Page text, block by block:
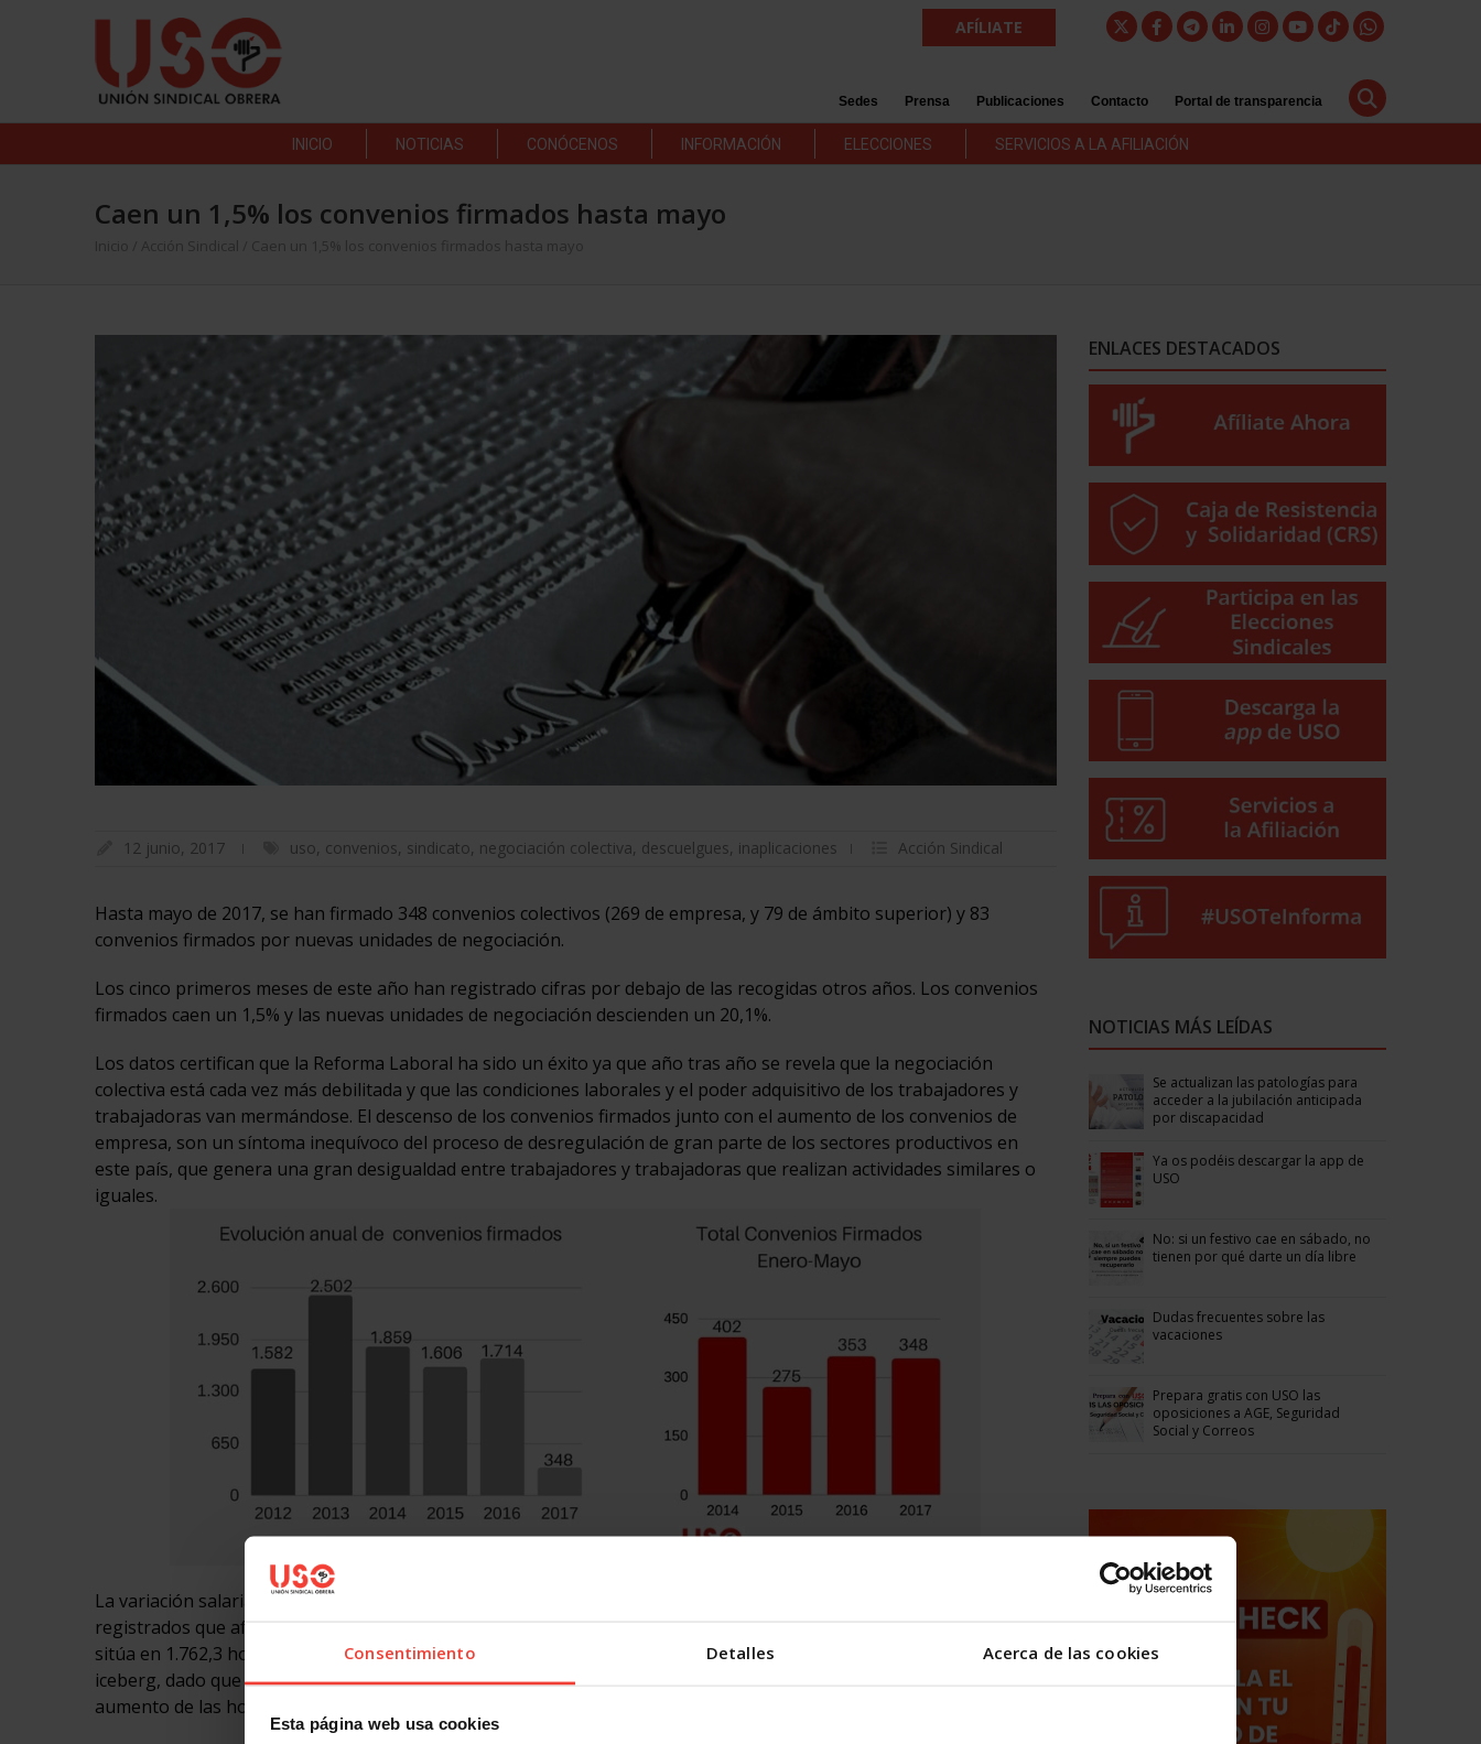
Consentimiento Detalles Acerca de las cookies
Esta página web usa cookies
AFÍLIATE
Sedes Prensa Publicaciones Contacto Portal de transparencia
INICIO NOTICIAS CONÓCENOS INFORMACIÓN ELECCIONES SERVICIOS A LA AFILIACIÓN
Caen un 1,5% los convenios firmados hasta mayo
Inicio Acción Sindical Caen un 1,5% los convenios firmados hasta mayo
12 junio, 2017 uso, convenios, sindicato, negociación colectiva, descuelgues, inaplicaciones Acción Sindical
Hasta mayo de 2017, se han firmado 348 convenios colectivos (269 de empresa, y 79 de ámbito superior) y 83
convenios firmados por nuevas unidades de negociación.
Los cinco primeros meses de este año han registrado cifras por debajo de las recogidas otros años. Los convenios
firmados caen un 1,5% y las nuevas unidades de negociación descienden un 20,1%.
Los datos certifican que la Reforma Laboral ha sido un éxito ya que año tras año se revela que la negociación
colectiva está cada vez más debilitada y que las condiciones laborales y el poder adquisitivo de los trabajadores y
trabajadoras van mermándose. El descenso de los convenios firmados junto con el aumento de los convenios de
empresa, son un síntoma inequívoco del proceso de desregulación de gran parte de los sectores productivos en
este país, que genera una gran desigualdad entre trabajadores y trabajadoras que realizan actividades similares o
iguales.
La variación salarial media pactada hasta mayo se mantiene en el 1,27%, teniendo en cuenta 2.129 convenios
registrados que afectan a 644.33 empresas y 4,4 millones de trabajadores. En relación a la jornada media pactada, se
sitúa en 1.762,3 horas al año por trabajador; jornada que sigue incrementándose y que tan solo es la punta del
iceberg, dado que la realidad fuera de las jornadas anuales pactadas son turnos de trabajo maratonianos y un
aumento de las horas extraordinarias que no se retribuyen en su totalidad, según la EPA, casi el 50%.
ENLACES DESTACADOS
NOTICIAS MÁS LEÍDAS
Se actualizan las patologías para
acceder a la jubilación anticipada
por discapacidad
Ya os podéis descargar la app de
USO
No: si un festivo cae en sábado, no
tienen por qué darte un día libre
Dudas frecuentes sobre las
vacaciones
Prepara gratis con USO las
oposiciones a AGE, Seguridad
Social y Correos